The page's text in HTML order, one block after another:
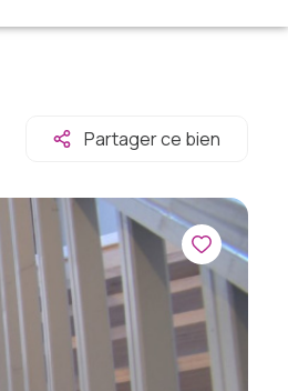
Partager ce bien